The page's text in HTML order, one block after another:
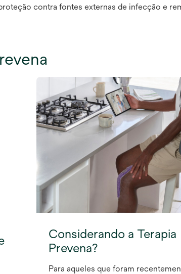
contra fontes externas de infecção e
Considerando a Terapia
Prevena?
Para aqueles que foram